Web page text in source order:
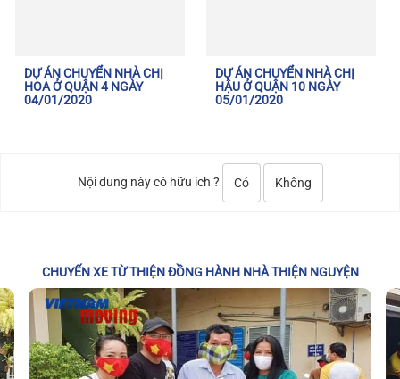
DỰ ÁN CHUYỂN NHÀ CHỊ
HOA Ở QUẬN 4 NGÀY
04/01/2020
DỰ ÁN CHUYỂN NHÀ CHỊ
HẬU Ở QUẬN 10 NGÀY
05/01/2020
Nội dung này có hữu ích ? Có Không
CHUYẾN XE TỪ THIỆN ĐỒNG HÀNH NHÀ THIỆN NGUYỆN